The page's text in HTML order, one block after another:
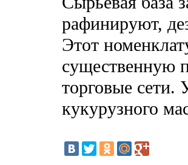
рафинируют,
Этот
существенную
торговые сети.
кукурузного